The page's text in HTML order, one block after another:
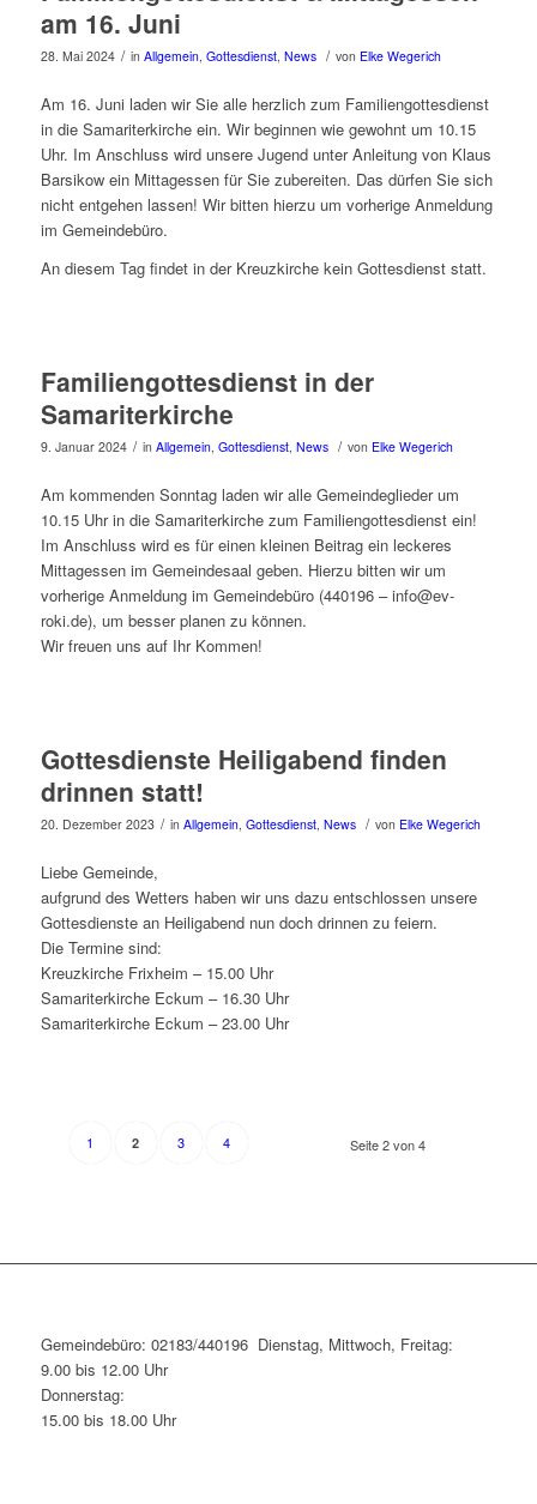
am 16. Juni
28. Mai 2024 / in Allgemein, Gottesdienst, News / von Elke Wegerich
Am 16. Juni laden wir Sie alle herzlich zum Familiengottesdienst
in die Samariterkirche ein. Wir beginnen wie gewohnt um 10.15
Uhr. Im Anschluss wird unsere Jugend unter Anleitung von Klaus
Barsikow ein Mittagessen für Sie zubereiten. Das dürfen Sie sich
nicht entgehen lassen! Wir bitten hierzu um vorherige Anmeldung
im Gemeindebüro.
An diesem Tag findet in der Kreuzkirche kein Gottesdienst statt.
Familiengottesdienst in der
Samariterkirche
9. Januar 2024 / in Allgemein, Gottesdienst, News / von Elke Wegerich
Am kommenden Sonntag laden wir alle Gemeindeglieder um
10.15 Uhr in die Samariterkirche zum Familiengottesdienst ein!
Im Anschluss wird es für einen kleinen Beitrag ein leckeres
Mittagessen im Gemeindesaal geben. Hierzu bitten wir um
vorherige Anmeldung im Gemeindebüro (440196 – info@ev-
roki.de), um besser planen zu können.
Wir freuen uns auf Ihr Kommen!
Gottesdienste Heiligabend finden
drinnen statt!
20. Dezember 2023 / in Allgemein, Gottesdienst, News / von Elke Wegerich
Liebe Gemeinde,
aufgrund des Wetters haben wir uns dazu entschlossen unsere
Gottesdienste an Heiligabend nun doch drinnen zu feiern.
Die Termine sind:
Kreuzkirche Frixheim – 15.00 Uhr
Samariterkirche Eckum – 16.30 Uhr
Samariterkirche Eckum – 23.00 Uhr
Seite 2 von 4
1 2 3 4
Gemeindebüro: 02183/440196 Dienstag, Mittwoch, Freitag:
9.00 bis 12.00 Uhr
Donnerstag:
15.00 bis 18.00 Uhr